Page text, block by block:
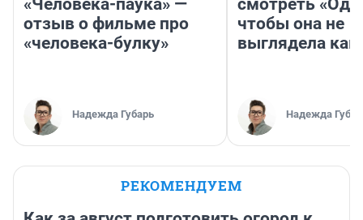
«Человека-паука» —
отзыв о фильме про
«человека-булку»
Надежда Губарь
смотреть
чтобы она не
выглядела как
Надежда
РЕКОМЕНДУЕМ